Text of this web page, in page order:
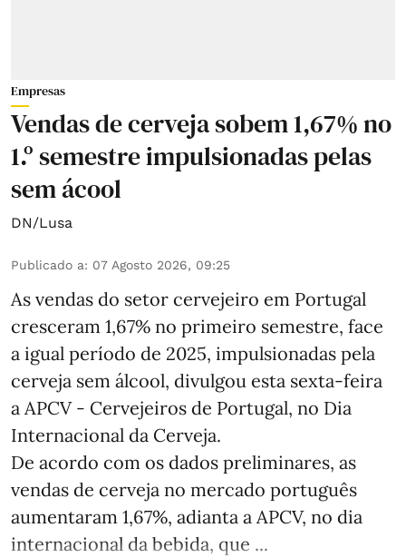
Empresas
Vendas de cerveja sobem 1,67% no
1.º semestre impulsionadas pelas
sem ácool
DN/Lusa
Publicado a: 07 Agosto 2026, 09:25
As vendas do setor cervejeiro em Portugal
cresceram 1,67% no primeiro semestre, face
a igual período de 2025, impulsionadas pela
cerveja sem álcool, divulgou esta sexta-feira
a APCV - Cervejeiros de Portugal, no Dia
Internacional da Cerveja.
De acordo com os dados preliminares, as
vendas de cerveja no mercado português
aumentaram 1,67%, adianta a APCV, no dia
internacional da bebida, que ...